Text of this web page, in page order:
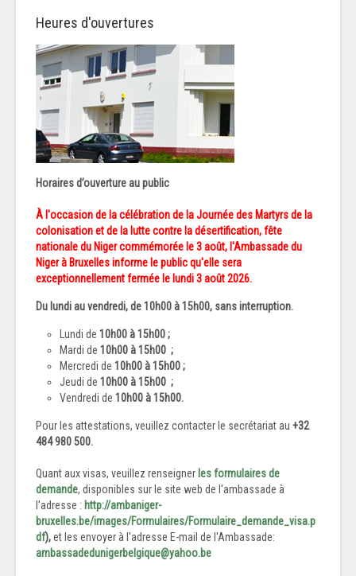
Heures d'ouvertures
Horaires d’ouverture au public
À l'occasion de la célébration de la Journée des Martyrs de la
colonisation et de la lutte contre la désertification, fête
nationale du Niger commémorée le 3 août, l'Ambassade du
Niger à Bruxelles informe le public qu'elle sera
exceptionnellement fermée le lundi 3 août 2026.
Du lundi au vendredi, de 1 0h00 à 15h00, sans interruption.
Lundi de 10h00 à 15h00 ;
Mardi de 10h00 à 15h00 ;
Mercredi de 10h00 à 15h00;
Jeudi de 10h00 à 15h00 ;
Vendredi de 10h00 à 15h00.
Pour les attestations, veuillez contacter le secrétariat au +32
484 980 500.
Quant aux visas, veuillez renseigner les formulaires de
demande, disponibles sur le site web de l'ambassade à
l'adresse : http://ambaniger-
bruxelles.be/images/Formulaires/Formulaire_demande_visa.p
df),et les envoyer à l'adresse E-mail de l'Ambassade:
ambassadedunigerbelgique@yahoo.be